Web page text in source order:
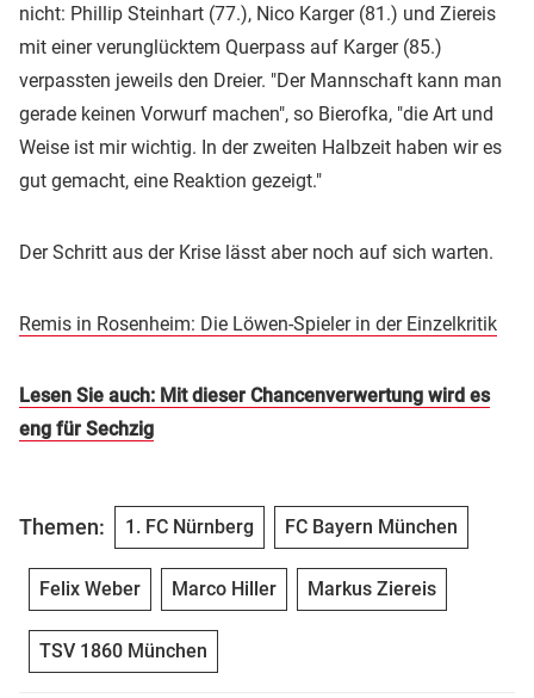
nicht: Phillip Steinhart (77.), Nico Karger (81.) und Ziereis
mit einer verunglücktem Querpass auf Karger (85.)
verpassten jeweils den Dreier. "Der Mannschaft kann man
gerade keinen Vorwurf machen", so Bierofka, "die Art und
Weise ist mir wichtig. In der zweiten Halbzeit haben wir es
gut gemacht, eine Reaktion gezeigt."
Der Schritt aus der Krise lässt aber noch auf sich warten.
Remis in Rosenheim: Die Löwen-Spieler in der Einzelkritik
Lesen Sie auch: Mit dieser Chancenverwertung wird es
eng für Sechzig
Themen: 1. FC Nürnberg FC Bayern München
Felix Weber Marco Hiller Markus Ziereis
TSV 1860 München